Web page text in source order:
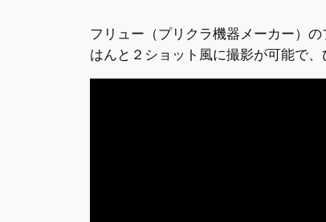
フリュー（プリクラ機器メーカー）
はんと２ショット風に撮影が可能で